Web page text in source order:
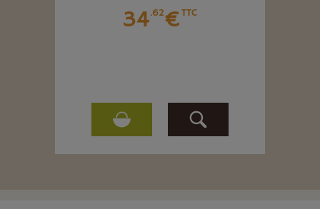
34.62€TTC